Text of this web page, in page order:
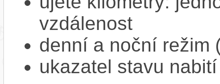
vzdálenost
denní a noční režim
ukazatel stavu